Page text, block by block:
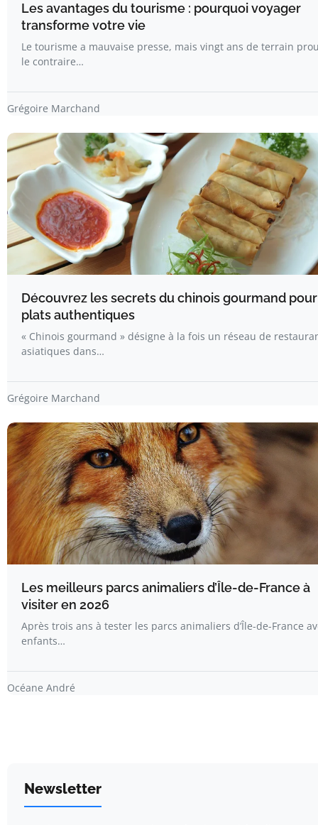
Les avantages du tourisme : pourquoi voyager
transforme votre vie
Le tourisme a mauvaise presse, mais vingt ans de terrain
le contraire…
Grégoire Marchand
Découvrez les secrets du chinois gourmand
plats authentiques
« Chinois gourmand » désigne à la fois un réseau de
asiatiques dans…
Grégoire Marchand
Les meilleurs parcs animaliers d’Île-de-France à
visiter en 2026
Après trois ans à tester les parcs animaliers d’Île-de-France
enfants…
Océane André
Newsletter